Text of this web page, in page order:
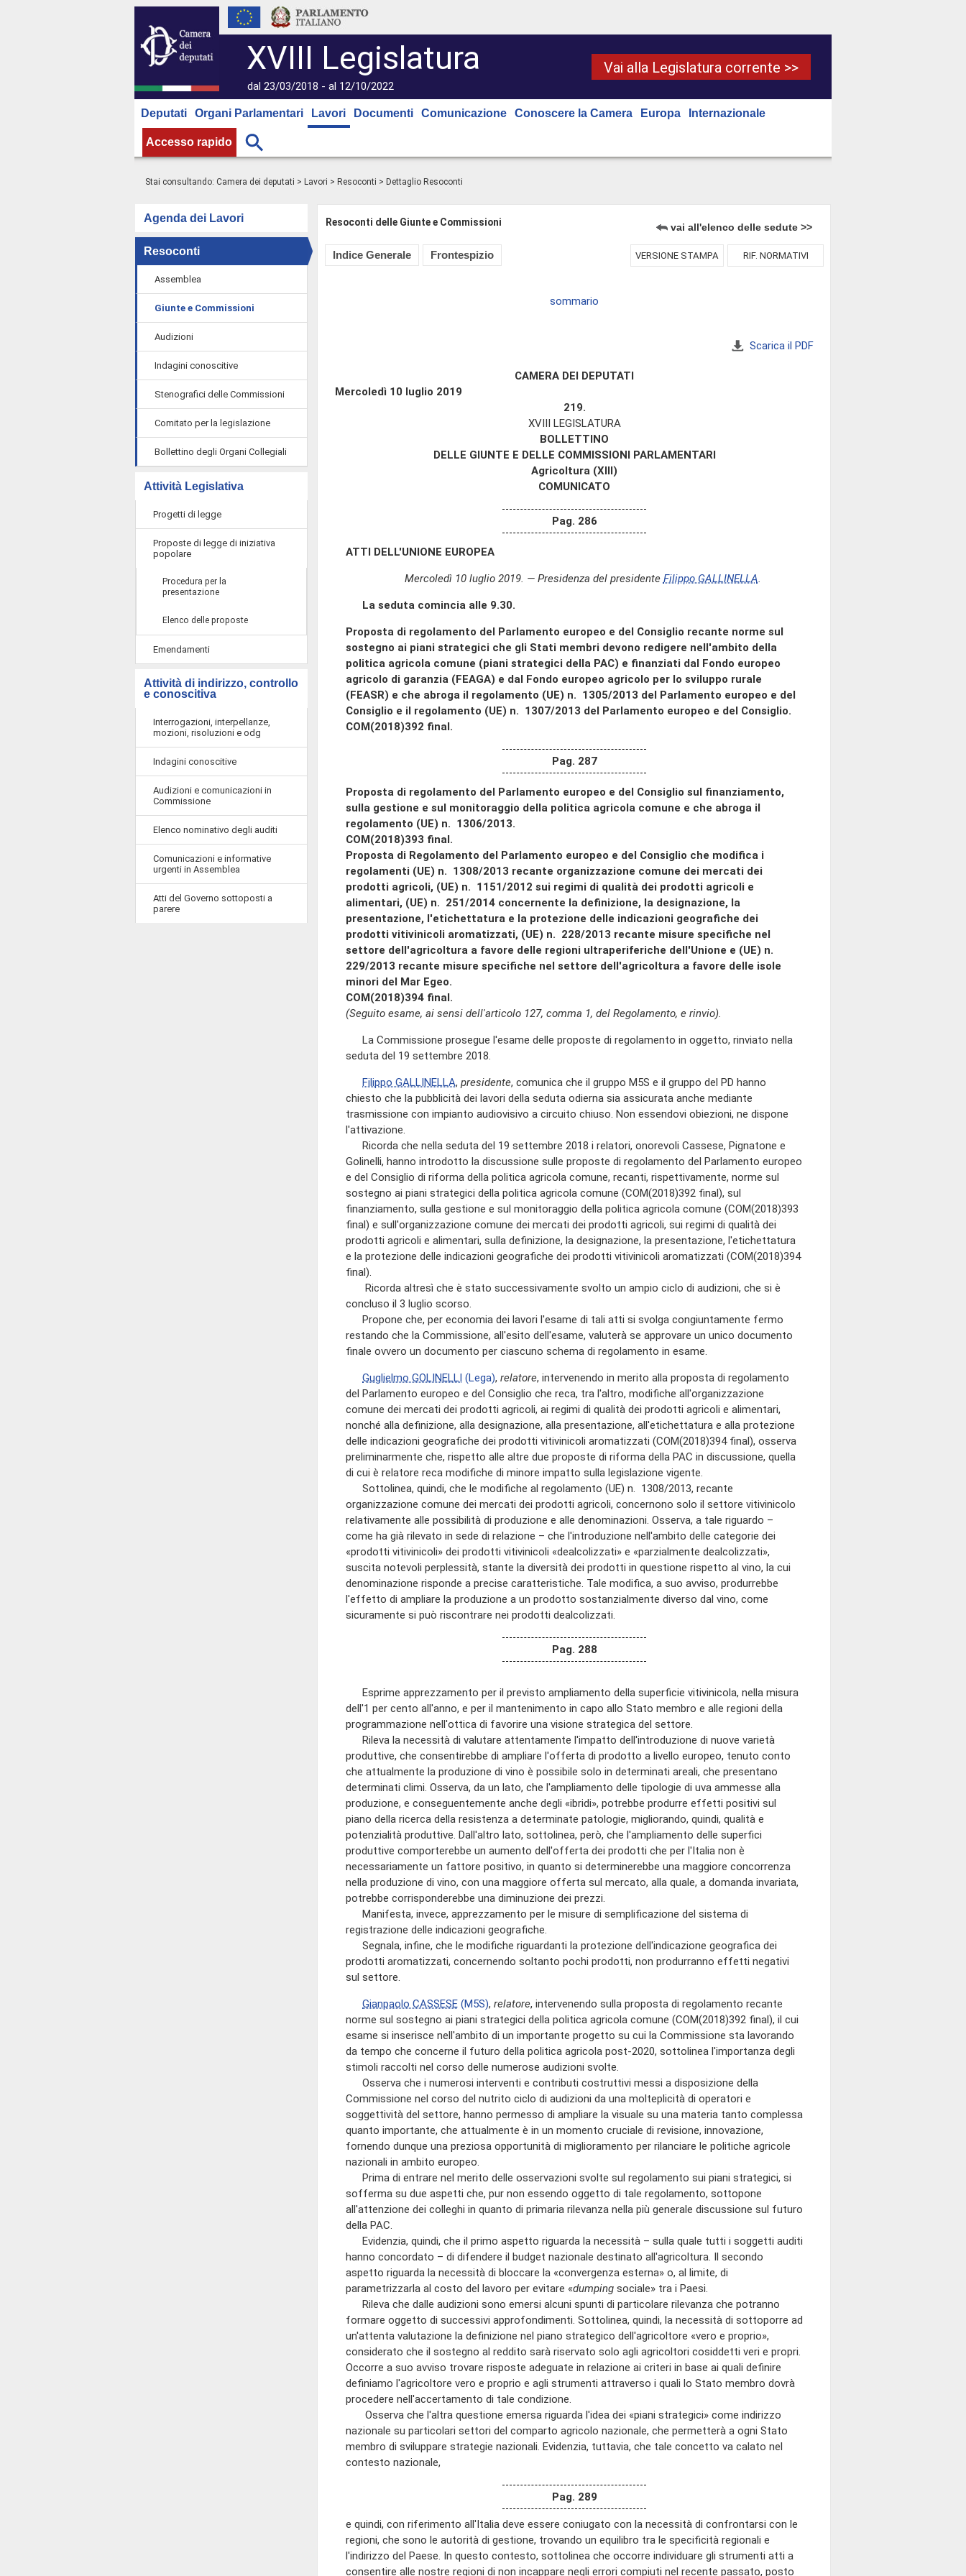
XVIII Legislatura
dal 23/03/2018 - al 12/10/2022
Vai alla Legislatura corrente >>
Deputati Organi Parlamentari Lavori Documenti Comunicazione Conoscere la Camera Europa Internazionale
Accesso rapido
Stai consultando: Camera dei deputati > Lavori > Resoconti > Dettaglio Resoconti
Agenda dei Lavori
Resoconti
Assemblea
Giunte e Commissioni
Audizioni
Indagini conoscitive
Stenografici delle Commissioni
Comitato per la legislazione
Bollettino degli Organi Collegiali
Attività Legislativa
Progetti di legge
Proposte di legge di iniziativa
popolare
Procedura per la
presentazione
Elenco delle proposte
Emendamenti
Attività di indirizzo, controllo
e conoscitiva
Interrogazioni, interpellanze,
mozioni, risoluzioni e odg
Indagini conoscitive
Audizioni e comunicazioni in
Commissione
Elenco nominativo degli auditi
Comunicazioni e informative
urgenti in Assemblea
Atti del Governo sottoposti a
parere
Resoconti delle Giunte e Commissioni vai all'elenco delle sedute >>
Indice Generale Frontespizio VERSIONE STAMPA RIF. NORMATIVI
sommario
Scarica il PDF
CAMERA DEI DEPUTATI
Mercoledì 10 luglio 2019
219.
XVIII LEGISLATURA
BOLLETTINO
DELLE GIUNTE E DELLE COMMISSIONI PARLAMENTARI
Agricoltura (XIII)
COMUNICATO
Pag. 286
ATTI DELL'UNIONE EUROPEA
Mercoledì 10 luglio 2019. — Presidenza del presidente Filippo GALLINELLA.
La seduta comincia alle 9.30.
Proposta di regolamento del Parlamento europeo e del Consiglio recante norme sul
sostegno ai piani strategici che gli Stati membri devono redigere nell'ambito della
politica agricola comune (piani strategici della PAC) e finanziati dal Fondo europeo
agricolo di garanzia (FEAGA) e dal Fondo europeo agricolo per lo sviluppo rurale
(FEASR) e che abroga il regolamento (UE) n. 1305/2013 del Parlamento europeo e del
Consiglio e il regolamento (UE) n. 1307/2013 del Parlamento europeo e del Consiglio.
COM(2018)392 final.
Pag. 287
Proposta di regolamento del Parlamento europeo e del Consiglio sul finanziamento,
sulla gestione e sul monitoraggio della politica agricola comune e che abroga il
regolamento (UE) n. 1306/2013.
COM(2018)393 final.
Proposta di Regolamento del Parlamento europeo e del Consiglio che modifica i
regolamenti (UE) n. 1308/2013 recante organizzazione comune dei mercati dei
prodotti agricoli, (UE) n. 1151/2012 sui regimi di qualità dei prodotti agricoli e
alimentari, (UE) n. 251/2014 concernente la definizione, la designazione, la
presentazione, l'etichettatura e la protezione delle indicazioni geografiche dei
prodotti vitivinicoli aromatizzati, (UE) n. 228/2013 recante misure specifiche nel
settore dell'agricoltura a favore delle regioni ultraperiferiche dell'Unione e (UE) n.
229/2013 recante misure specifiche nel settore dell'agricoltura a favore delle isole
minori del Mar Egeo.
COM(2018)394 final.
(Seguito esame, ai sensi dell'articolo 127, comma 1, del Regolamento, e rinvio).
La Commissione prosegue l'esame delle proposte di regolamento in oggetto, rinviato nella
seduta del 19 settembre 2018.
Filippo GALLINELLA, presidente, comunica che il gruppo M5S e il gruppo del PD hanno
chiesto che la pubblicità dei lavori della seduta odierna sia assicurata anche mediante
trasmissione con impianto audiovisivo a circuito chiuso. Non essendovi obiezioni, ne dispone
l'attivazione.
Ricorda che nella seduta del 19 settembre 2018 i relatori, onorevoli Cassese, Pignatone e
Golinelli, hanno introdotto la discussione sulle proposte di regolamento del Parlamento europeo
e del Consiglio di riforma della politica agricola comune, recanti, rispettivamente, norme sul
sostegno ai piani strategici della politica agricola comune (COM(2018)392 final), sul
finanziamento, sulla gestione e sul monitoraggio della politica agricola comune (COM(2018)393
final) e sull'organizzazione comune dei mercati dei prodotti agricoli, sui regimi di qualità dei
prodotti agricoli e alimentari, sulla definizione, la designazione, la presentazione, l'etichettatura
e la protezione delle indicazioni geografiche dei prodotti vitivinicoli aromatizzati (COM(2018)394
final).
Ricorda altresì che è stato successivamente svolto un ampio ciclo di audizioni, che si è
concluso il 3 luglio scorso.
Propone che, per economia dei lavori l'esame di tali atti si svolga congiuntamente fermo
restando che la Commissione, all'esito dell'esame, valuterà se approvare un unico documento
finale ovvero un documento per ciascuno schema di regolamento in esame.
Guglielmo GOLINELLI (Lega), relatore, intervenendo in merito alla proposta di regolamento
del Parlamento europeo e del Consiglio che reca, tra l'altro, modifiche all'organizzazione
comune dei mercati dei prodotti agricoli, ai regimi di qualità dei prodotti agricoli e alimentari,
nonché alla definizione, alla designazione, alla presentazione, all'etichettatura e alla protezione
delle indicazioni geografiche dei prodotti vitivinicoli aromatizzati (COM(2018)394 final), osserva
preliminarmente che, rispetto alle altre due proposte di riforma della PAC in discussione, quella
di cui è relatore reca modifiche di minore impatto sulla legislazione vigente.
Sottolinea, quindi, che le modifiche al regolamento (UE) n. 1308/2013, recante
organizzazione comune dei mercati dei prodotti agricoli, concernono solo il settore vitivinicolo
relativamente alle possibilità di produzione e alle denominazioni. Osserva, a tale riguardo –
come ha già rilevato in sede di relazione – che l'introduzione nell'ambito delle categorie dei
«prodotti vitivinicoli» dei prodotti vitivinicoli «dealcolizzati» e «parzialmente dealcolizzati»,
suscita notevoli perplessità, stante la diversità dei prodotti in questione rispetto al vino, la cui
denominazione risponde a precise caratteristiche. Tale modifica, a suo avviso, produrrebbe
l'effetto di ampliare la produzione a un prodotto sostanzialmente diverso dal vino, come
sicuramente si può riscontrare nei prodotti dealcolizzati.
Pag. 288
Esprime apprezzamento per il previsto ampliamento della superficie vitivinicola, nella misura
dell'1 per cento all'anno, e per il mantenimento in capo allo Stato membro e alle regioni della
programmazione nell'ottica di favorire una visione strategica del settore.
Rileva la necessità di valutare attentamente l'impatto dell'introduzione di nuove varietà
produttive, che consentirebbe di ampliare l'offerta di prodotto a livello europeo, tenuto conto
che attualmente la produzione di vino è possibile solo in determinati areali, che presentano
determinati climi. Osserva, da un lato, che l'ampliamento delle tipologie di uva ammesse alla
produzione, e conseguentemente anche degli «ibridi», potrebbe produrre effetti positivi sul
piano della ricerca della resistenza a determinate patologie, migliorando, quindi, qualità e
potenzialità produttive. Dall'altro lato, sottolinea, però, che l'ampliamento delle superfici
produttive comporterebbe un aumento dell'offerta dei prodotti che per l'Italia non è
necessariamente un fattore positivo, in quanto si determinerebbe una maggiore concorrenza
nella produzione di vino, con una maggiore offerta sul mercato, alla quale, a domanda invariata,
potrebbe corrisponderebbe una diminuzione dei prezzi.
Manifesta, invece, apprezzamento per le misure di semplificazione del sistema di
registrazione delle indicazioni geografiche.
Segnala, infine, che le modifiche riguardanti la protezione dell'indicazione geografica dei
prodotti aromatizzati, concernendo soltanto pochi prodotti, non produrranno effetti negativi
sul settore.
Gianpaolo CASSESE (M5S), relatore, intervenendo sulla proposta di regolamento recante
norme sul sostegno ai piani strategici della politica agricola comune (COM(2018)392 final), il cui
esame si inserisce nell'ambito di un importante progetto su cui la Commissione sta lavorando
da tempo che concerne il futuro della politica agricola post-2020, sottolinea l'importanza degli
stimoli raccolti nel corso delle numerose audizioni svolte.
Osserva che i numerosi interventi e contributi costruttivi messi a disposizione della
Commissione nel corso del nutrito ciclo di audizioni da una molteplicità di operatori e
soggettività del settore, hanno permesso di ampliare la visuale su una materia tanto complessa
quanto importante, che attualmente è in un momento cruciale di revisione, innovazione,
fornendo dunque una preziosa opportunità di miglioramento per rilanciare le politiche agricole
nazionali in ambito europeo.
Prima di entrare nel merito delle osservazioni svolte sul regolamento sui piani strategici, si
sofferma su due aspetti che, pur non essendo oggetto di tale regolamento, sottopone
all'attenzione dei colleghi in quanto di primaria rilevanza nella più generale discussione sul futuro
della PAC.
Evidenzia, quindi, che il primo aspetto riguarda la necessità – sulla quale tutti i soggetti auditi
hanno concordato – di difendere il budget nazionale destinato all'agricoltura. Il secondo
aspetto riguarda la necessità di bloccare la «convergenza esterna» o, al limite, di
parametrizzarla al costo del lavoro per evitare «dumping sociale» tra i Paesi.
Rileva che dalle audizioni sono emersi alcuni spunti di particolare rilevanza che potranno
formare oggetto di successivi approfondimenti. Sottolinea, quindi, la necessità di sottoporre ad
un'attenta valutazione la definizione nel piano strategico dell'agricoltore «vero e proprio»,
considerato che il sostegno al reddito sarà riservato solo agli agricoltori cosiddetti veri e propri.
Occorre a suo avviso trovare risposte adeguate in relazione ai criteri in base ai quali definire
definiamo l'agricoltore vero e proprio e agli strumenti attraverso i quali lo Stato membro dovrà
procedere nell'accertamento di tale condizione.
Osserva che l'altra questione emersa riguarda l'idea dei «piani strategici» come indirizzo
nazionale su particolari settori del comparto agricolo nazionale, che permetterà a ogni Stato
membro di sviluppare strategie nazionali. Evidenzia, tuttavia, che tale concetto va calato nel
contesto nazionale,
Pag. 289
e quindi, con riferimento all'Italia deve essere coniugato con la necessità di confrontarsi con le
regioni, che sono le autorità di gestione, trovando un equilibro tra le specificità regionali e
l'indirizzo del Paese. In questo contesto, sottolinea che occorre individuare gli strumenti atti a
consentire alle nostre regioni di non incappare negli errori compiuti nel recente passato, posto